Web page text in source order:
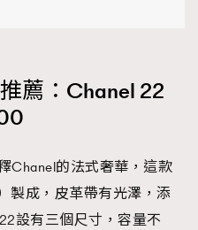
薦：Chanel 22
Chanel的法式奢華，這款
製成，皮革帶有光澤，添
設有三個尺寸，容量不